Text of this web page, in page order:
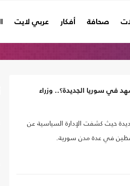
صحافة أفكار عربي لايت
في سوريا الجديدة؟.. وزراء
حيث كشفت الإدارة السياسية عن
في عدة مدن سورية.